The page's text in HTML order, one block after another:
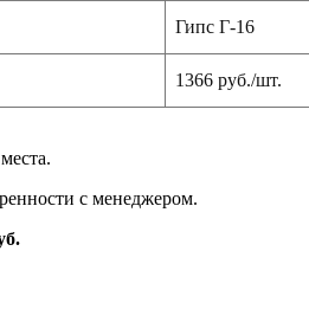
Гипс Г-16
1366 руб./шт.
с менеджером.